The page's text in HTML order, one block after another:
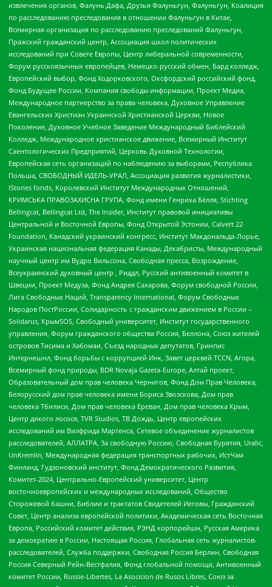
извлечения органов, Фалунь Дафа, Друзья Фалуньгун, Фалуньгун, Коалиция
по расследованию преследования в отношении Фалуньгун в Китае,
Всемирная организация по расследованию преследований Фалуньгун,
Пражский гражданский центр, Ассоциация школ политических
исследований при Совете Европы, Центр либеральной современности,
Форум русскоязычных европейцев, Немецко-русский обмен, Бард колледж,
Европейский выбор, Фонд Ходорковского, Оксфордский российский фонд,
Фонд Будущее России, Компания свободы информации, Проект Медиа,
Международное партнерство за права человека, Духовное Управление
Евангельских Христиан Украинской Христианской Церкви, Новое
Поколение, Духовное Учебное Заведение Международный Библейский
Колледж, Международное христианское движение, Всемирный Институт
Саентологических Предприятий, Церковь Духовной Технологии,
Европейская сеть организаций по наблюдению за выборами, Республика
Польша, СВОБОДНЫЙ ИДЕЛЬ-УРАЛ, Ассоциация развития журналистики,
IStories fonds, Королевский Институт Международных Отношений,
КРИМСЬКА ПРАВОЗАХИСНА ГРУПА, Фонд имени Генриха Бёлля, Stichting
Bellingcat, Bellingcat Ltd, The Insider, Институт правовой инициативы
Центральной и Восточной Европы, Фонд Открытой Эстонии, Calvert 22
Foundation, Канадский украинский конгресс, Институт Макдональда-Лорье,
Украинская национальная федерация Канады, Декабристы, Международный
научный центр им Вудро Вильсона, Свободная пресса, Возрождение,
Всеукраинский духовный центр , Риддл, Русский антивоенный комитет в
Швеции, Проект Медуза, Фонд Андрея Сахарова, Форум свободной России,
Лига Свободных Наций, Transparеncy International, Форум Свободных
Народов ПостРоссии, Солидарность с гражданским движением в России –
Solidarus, КрымSOS, Свободный университет, Институт государственного
управления, Форум гражданского общества Россия, Беллона, Союз жителей
островов Тисима и Хабомаи, Съезд народных депутатов, Гринпис
Интернешнл, Фонд борьбы с коррупцией Инк, Завет церквей TCCN, Агора,
Всемирный фонд природы, BDR Novaja Gazeta-Europe, Алтай проект,
Образовательный дом прав человека Чернигов, Фонд Дом Прав Человека,
Белорусский дом прав человека имени Бориса Звозскова, Дом прав
человека Тбилиси, Дом прав человека Ереван, Дом прав человека Крым,
Центр дикого лосося, TVR Studios, ТВ Дождь, Центр европейских
исследований им Вилфрида Мартенса, Сетевое объединение журналистов
расследователей, АЛЛАТРА, За свободную Россию, Свободная Бурятия, Uralic,
UnKremlin, Международная федерация транспортных рабочих, ИстЧам
Финланд, Гудзоновский институт, Фонд Демократического Развития,
Комитет-2024, Центрально-Европейский университет, Центр
восточноевропейских и международных исследований, Общество
Сторожевой башни, Библии и трактатов Свидетелей Иеговы, Гражданский
Совет, Центр анализа европейской политики, Академическая сеть Восточная
Европа, Российский комитет действия, РЭНД корпорейшн, Русская Америка
за демократию в России, Настоящая Россия, Глобальная сеть журналистов-
расследователей, Служба поддержки, Свободная Россия Берлин, Свободная
Россия Северный Рейн-Вестфалия, Фонд глобальной помощи, Антивоенный
комитет России, Russie-Libertes, La Asocicion de Rusos Libres, Союз за